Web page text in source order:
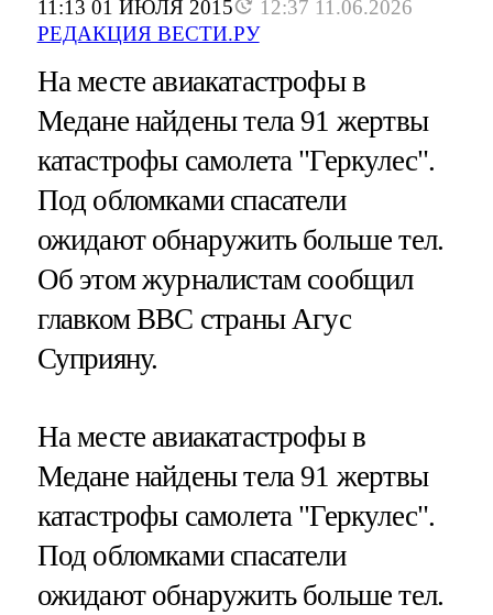
11:13 01 ИЮЛЯ 2015
12:37 11.06.2026
РЕДАКЦИЯ ВЕСТИ.РУ
На месте авиакатастрофы в
Медане найдены тела 91 жертвы
катастрофы самолета "Геркулес".
Под обломками спасатели
ожидают обнаружить больше тел.
Об этом журналистам сообщил
главком ВВС страны Агус
Суприяну.
На месте авиакатастрофы в
Медане найдены тела 91 жертвы
катастрофы самолета "Геркулес".
Под обломками спасатели
ожидают обнаружить больше тел.